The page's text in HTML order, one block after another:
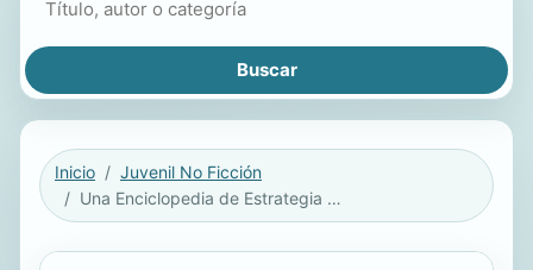
Inicio
Juvenil No Ficción
Una Enciclopedia de Estrategia para Fortniters. Guía No Oficial para Battle Royale / an Encyclopedia of Strategy for Fortniters: an Unofficial Guida For